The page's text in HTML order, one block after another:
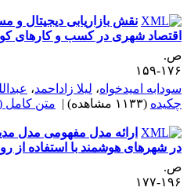
نقش بازاریابی دیجیتال و
شهری در کسب و کارهای
۱۵۹
امیدخواه ،لیلا زاداحمد،
(۱۱۳۳ مشاهده) | متن کامل (PDF)
ارائه مدل مفهومی مدل
شهرهای هوشمند با استفاده از
۱۷۷